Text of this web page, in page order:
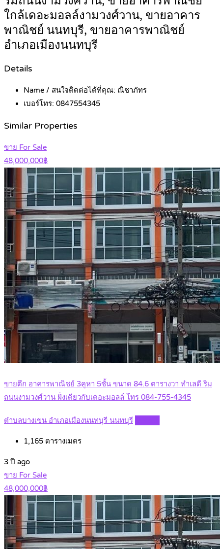
ใกล้เดอะมอลล์งามวงศ์วาน, ขายอาคาร
พาณิชย์ นนทบุรี, ขายอาคารพาณิชย์
อำเภอเมืองนนทบุรี
Details
Name / สนใจติดต่อได้ที่คุณ: ณิชาภัทร
เบอร์โทร: 0847554345
Similar Properties
ขาย For Sale
48,000,000฿
ขายตึก อาคารพาณิชย์ 3คูหา 5ชั้น ขนาด 84.6 ตารางวา ทำเลดี ริม
ถนนงามวงศ์วาน ฝั่งเดียวกับเดอะมอลล์ โทร 084-755-4345
ตำบลบางเขน อำเภอเมืองนนทบุรี นนทบุรี
1,165 ตารางเมตร
3 ปี ago
ขาย For Sale
48,000,000฿